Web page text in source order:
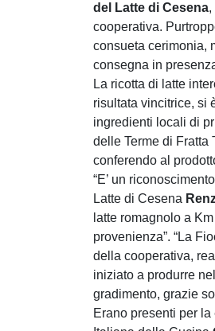
del Latte di Cesena,
cooperativa.
consueta cerimonia,
consegna in
La ricotta di latte
risultata vincitrice, si
ingredienti locali di
delle Terme di Fratta
conferendo al
“E’ un
Latte di Cesena
latte romagnolo a
provenienza”. “La
della cooperativa,
iniziato a produrre
gradimento, grazie
Erano presenti per